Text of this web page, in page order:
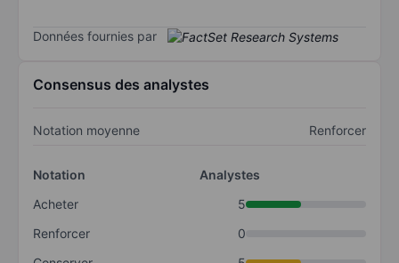
Données fournies par
Consensus des analystes
Notation moyenne Renforcer
Notation
Analystes
Acheter
5
Renforcer
0